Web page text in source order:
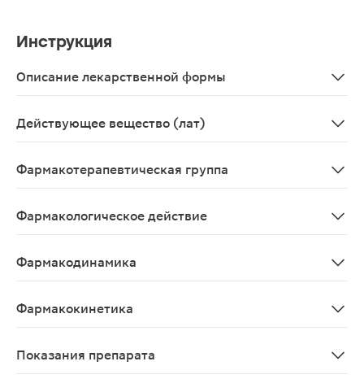
Инструкция
Описание лекарственной формы
Действующее вещество (лат)
Фармакотерапевтическая группа
Фармакологическое действие
Фармакодинамика
Фармакокинетика
Показания препарата